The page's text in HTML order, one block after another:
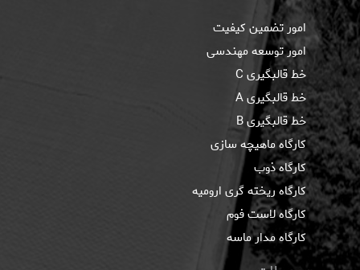
امور تضمین کیفیت
امور توسعه مهندسی
خط قالبگيری C
خط قالبگیری A
خط قالبگیری B
كارگاه ماهيچه سازی
کارگاه ذوب
کارگاه ریخته گری ارومیه
کارگاه لاست فوم
کارگاه مدار ماسه